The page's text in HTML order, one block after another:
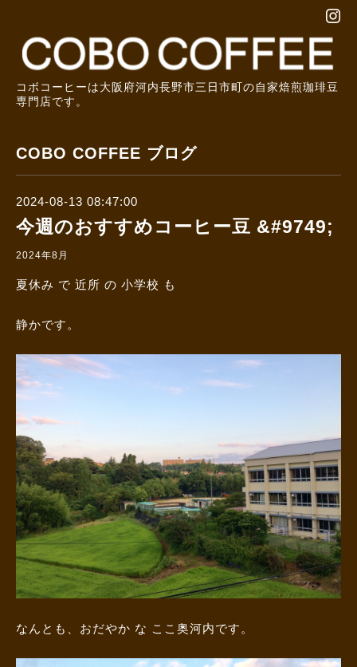
コボコーヒーは大阪府河内長野市三日市町の自家焙煎珈琲豆
専門店です。
COBO COFFEE ブログ
2024-08-13 08:47:00
今週のおすすめコーヒー豆 &#9749;
2024年8月
夏休み で 近所 の 小学校 も
静かです。
なんとも、おだやか な ここ奥河内です。